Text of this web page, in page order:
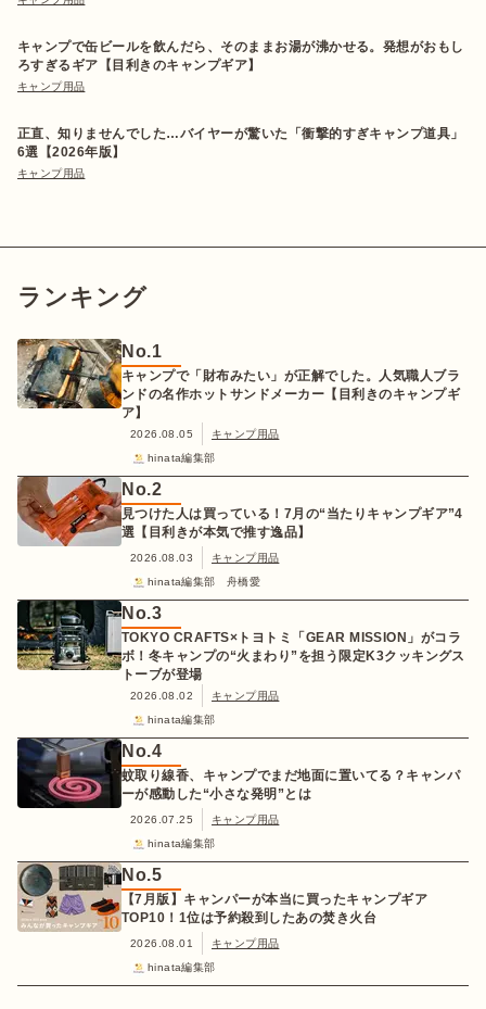
キャンプで缶ビールを飲んだら、そのままお湯が沸かせる。発想がおもし
ろすぎるギア【目利きのキャンプギア】
キャンプ用品
正直、知りませんでした…バイヤーが驚いた「衝撃的すぎキャンプ道具」
6選【2026年版】
キャンプ用品
ランキング
No.1
キャンプで「財布みたい」が正解でした。人気職人ブラ
ンドの名作ホットサンドメーカー【目利きのキャンプギ
ア】
2026.08.05
キャンプ用品
hinata編集部
No.2
見つけた人は買っている！7月の“当たりキャンプギア”4
選【目利きが本気で推す逸品】
2026.08.03
キャンプ用品
hinata編集部 舟橋愛
No.3
TOKYO CRAFTS×トヨトミ「GEAR MISSION」がコラ
ボ！冬キャンプの“火まわり”を担う限定K3クッキングス
トーブが登場
2026.08.02
キャンプ用品
hinata編集部
No.4
蚊取り線香、キャンプでまだ地面に置いてる？キャンパ
ーが感動した“小さな発明”とは
2026.07.25
キャンプ用品
hinata編集部
No.5
【7月版】キャンパーが本当に買ったキャンプギア
TOP10！1位は予約殺到したあの焚き火台
2026.08.01
キャンプ用品
hinata編集部